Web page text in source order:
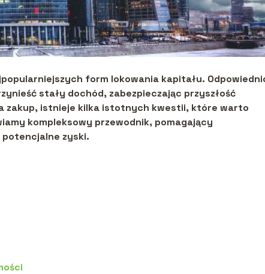
form lokowania kapitału.
stały dochód, zabezpieczając przyszłość
zakup, istnieje kilka istotnych kwestii, które warto
kompleksowy przewodnik, pomagający
potencjalne zyski.